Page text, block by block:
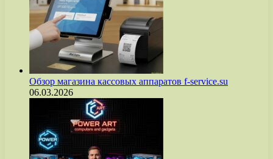
Обзор магазина кассовых аппаратов f-service.su
06.03.2026